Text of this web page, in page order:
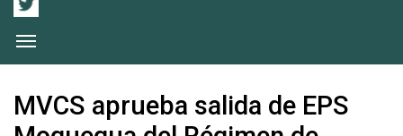
MVCS aprueba salida de EPS